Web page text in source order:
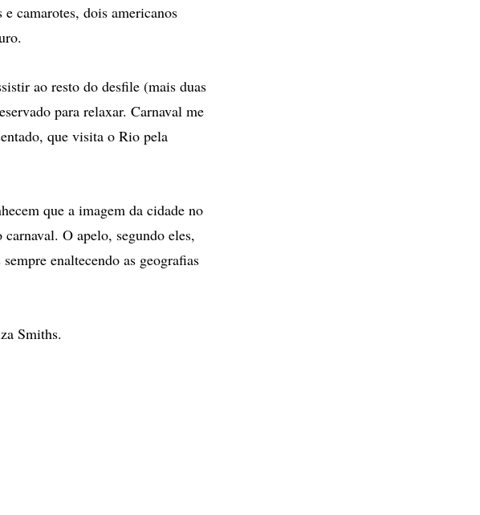
camarotes, dois americanos
ao resto do desfile (mais duas
para relaxar. Carnaval me
que visita o Rio pela
que a imagem da cidade no
O apelo, segundo eles,
enaltecendo as geografias
Smiths.